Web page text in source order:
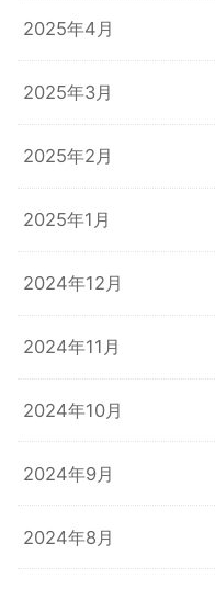
2025年4月
2025年3月
2025年2月
2025年1月
2024年12月
2024年11月
2024年10月
2024年9月
2024年8月